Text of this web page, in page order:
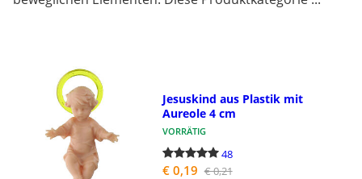
Jesuskind aus Plastik mit
Aureole 4 cm
VORRÄTIG
48
€ 0,19 € 0,21